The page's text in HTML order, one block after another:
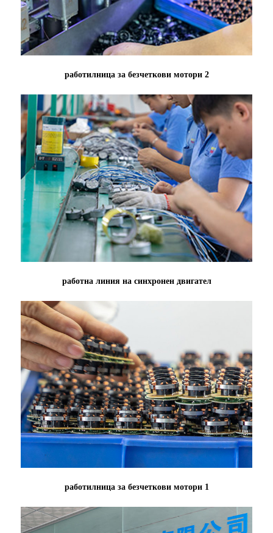
работилница за безчеткови мотори 2
работна линия на синхронен двигател
работилница за безчеткови мотори 1